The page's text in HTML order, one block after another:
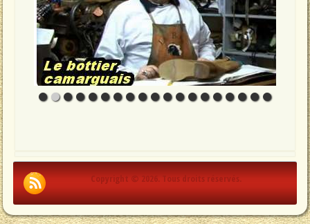
Copyright © 2026. Tous droits réservés.